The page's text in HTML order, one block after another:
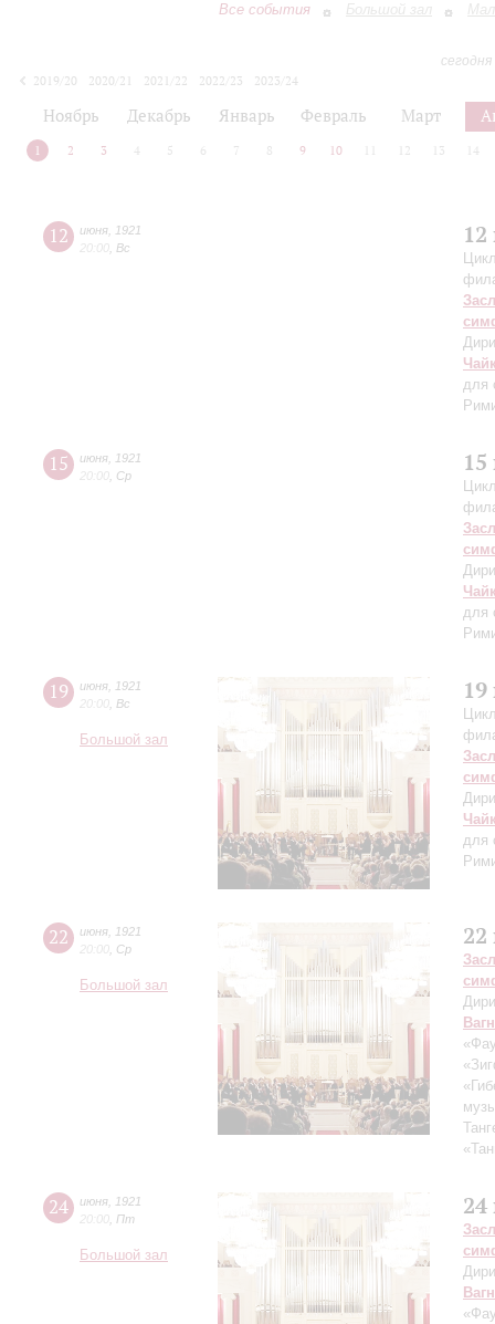
Все события Большой зал
2019/20
2020/21 2021/22 2022/23
2023/24
Ноябрь Декабрь Январь Февраль Март
1 2 3 4 5 6 7 8 9 10 12 13 14
12 июня
1921
20:00 Вс
для
15 июня
1921
20:00 Ср
для
19 июня
1921
20:00 Вс
Большой зал
для
22 июня
1921
20:00 Ср
Большой зал
24 июня
1921
20:00 Пт
Большой зал